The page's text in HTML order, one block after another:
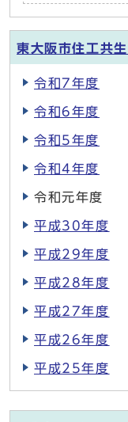
東大阪市住工共
令和7年度
令和6年度
令和5年度
令和4年度
令和元年度
平成30年度
平成29年度
平成28年度
平成27年度
平成26年度
平成25年度